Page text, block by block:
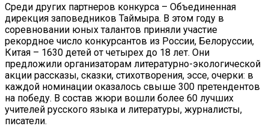
Среди других партнеров конкурса – Объединенная
дирекция заповедников Таймыра. В этом году в
соревновании юных талантов приняли участие
рекордное число конкурсантов из России, Белоруссии,
Китая – 1630 детей от четырех до 18 лет. Они
предложили организаторам литературно-экологической
акции рассказы, сказки, стихотворения, эссе, очерки: в
каждой номинации оказалось свыше 300 претендентов
на победу. В состав жюри вошли более 60 лучших
учителей русского языка и литературы, журналисты,
писатели.